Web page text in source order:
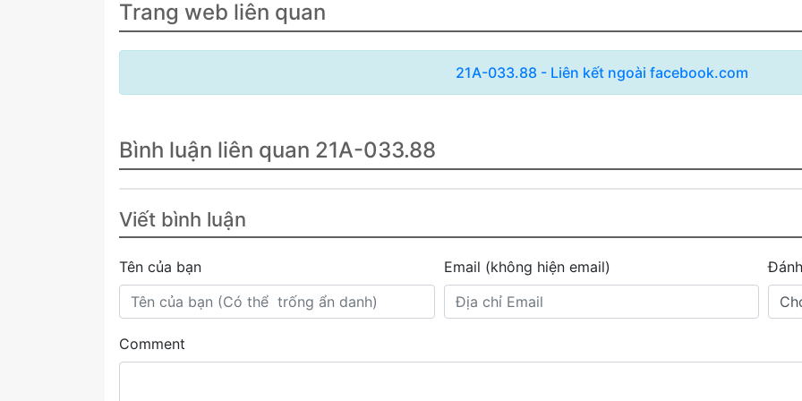
Trang web liên quan
21A-033.88 - Liên kết ngoài facebook.com
Bình luận liên quan 21A-033.88
Viết bình luận
Tên của bạn Email (không hiện email)
Comment